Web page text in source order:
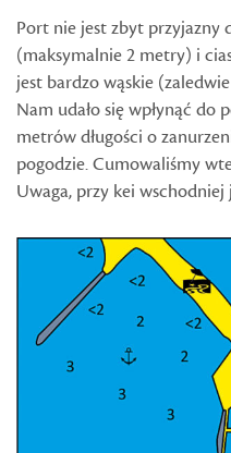
Port nie jest zbyt przyjazny
(maksymalnie 2 metry) i
jest bardzo wąskie
Nam udało się wpłynąć
metrów długości o
pogodzie. Cumowaliśmy
Uwaga, przy kei wschodniej